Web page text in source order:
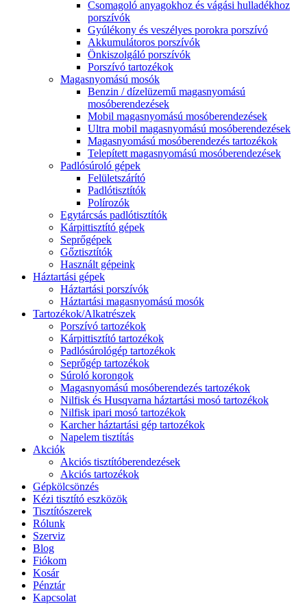
Csomagoló anyagokhoz és vágási hulladékhoz
porszívók
Gyúlékony és veszélyes porokra porszívó
Akkumulátoros porszívók
Önkiszolgáló porszívók
Porszívó tartozékok
Magasnyomású mosók
Benzin / dízelüzemű magasnyomású
mosóberendezések
Mobil magasnyomású mosóberendezések
Ultra mobil magasnyomású mosóberendezések
Magasnyomású mosóberendezés tartozékok
Telepített magasnyomású mosóberendezések
Padlósúroló gépek
Felületszárító
Padlótisztítók
Polírozók
Egytárcsás padlótisztítók
Kárpittisztító gépek
Seprőgépek
Gőztisztítók
Használt gépeink
Háztartási gépek
Háztartási porszívók
Háztartási magasnyomású mosók
Tartozékok/Alkatrészek
Porszívó tartozékok
Kárpittisztító tartozékok
Padlósúrológép tartozékok
Seprőgép tartozékok
Súroló korongok
Magasnyomású mosóberendezés tartozékok
Nilfisk és Husqvarna háztartási mosó tartozékok
Nilfisk ipari mosó tartozékok
Karcher háztartási gép tartozékok
Napelem tisztítás
Akciók
Akciós tisztítóberendezések
Akciós tartozékok
Gépkölcsönzés
Kézi tisztító eszközök
Tisztítószerek
Rólunk
Szerviz
Blog
Fiókom
Kosár
Pénztár
Kapcsolat